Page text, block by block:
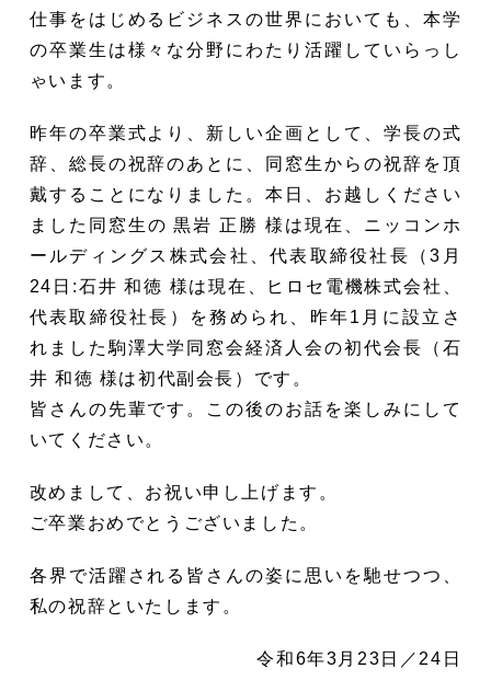
仕事をはじめるビジネスの世界においても、本学
の卒業生は様々な分野にわたり活躍していらっし
ゃいます。
昨年の卒業式より、新しい企画として、学長の式
辞、総長の祝辞のあとに、同窓生からの祝辞を頂
戴することになりました。本日、お越しください
ました同窓生の 黒岩 正勝 様は現在、ニッコンホ
ールディングス株式会社、代表取締役社長（3月
24日:石井 和徳 様は現在、ヒロセ電機株式会社、
代表取締役社長）を務められ、昨年1月に設立さ
れました駒澤大学同窓会経済人会の初代会長（石
井 和徳 様は初代副会長）です。
皆さんの先輩です。この後のお話を楽しみにして
いてください。
改めまして、お祝い申し上げます。
ご卒業おめでとうございました。
各界で活躍される皆さんの姿に思いを馳せつつ、
私の祝辞といたします。
令和6年3月23日／24日